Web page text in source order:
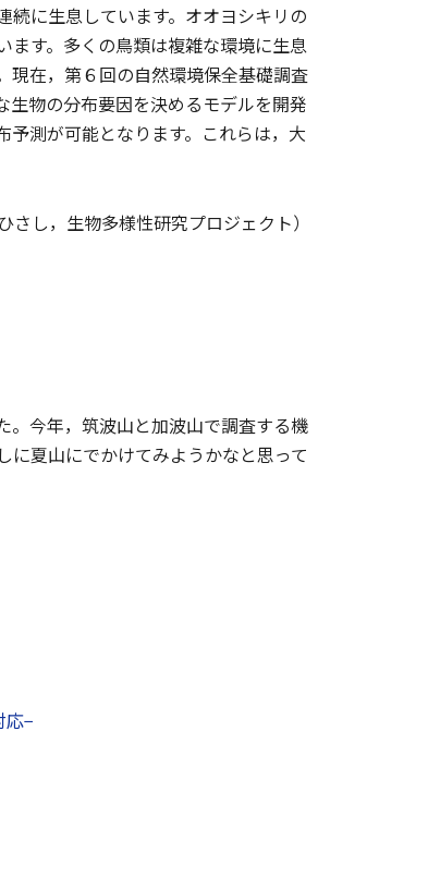
に生息しています。オオヨシキリの
ます。多くの鳥類は複雑な環境に生息
現在，第６回の自然環境保全基礎調査
物の分布要因を決めるモデルを開発
測が可能となります。これらは，大
さし，生物多様性研究プロジェクト）
。今年，筑波山と加波山で調査する機
夏山にでかけてみようかなと思って
応−